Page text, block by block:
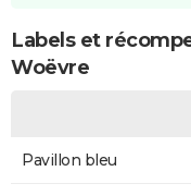
Labels et
Woëvre
Pavillon bleu